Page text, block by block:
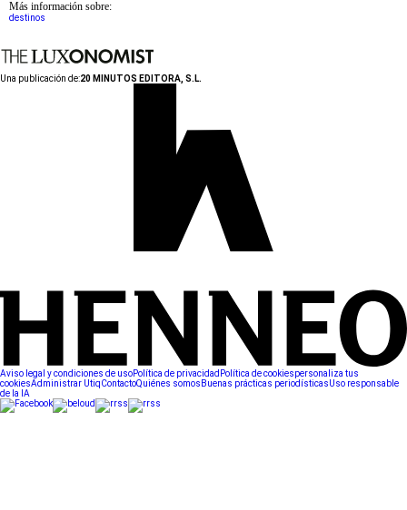
Más información sobre:
destinos
Una publicación de:20 MINUTOS EDITORA, S.L.
Aviso legal y condiciones de usoPolítica de privacidad Política de cookiespersonaliza tus
cookiesAdministrar UtiqContactoQuiénes somos Buenas prácticas periodísticasUso responsable
de la IA